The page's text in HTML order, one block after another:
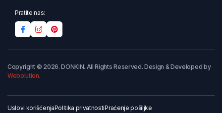
Pratite nas:
Copyright © 2026. DONKIN. All Rights Reserved. Design & Developed by
Webolution.
Uslovi korišćenjaPolitika privatnostiPraćenje pošiljke